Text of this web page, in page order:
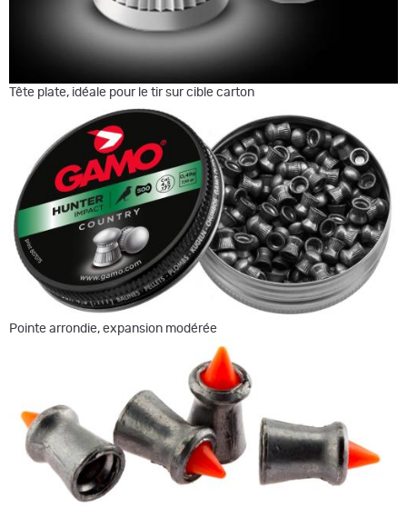
Tête plate, idéale pour le tir sur cible carton
Pointe arrondie, expansion modérée